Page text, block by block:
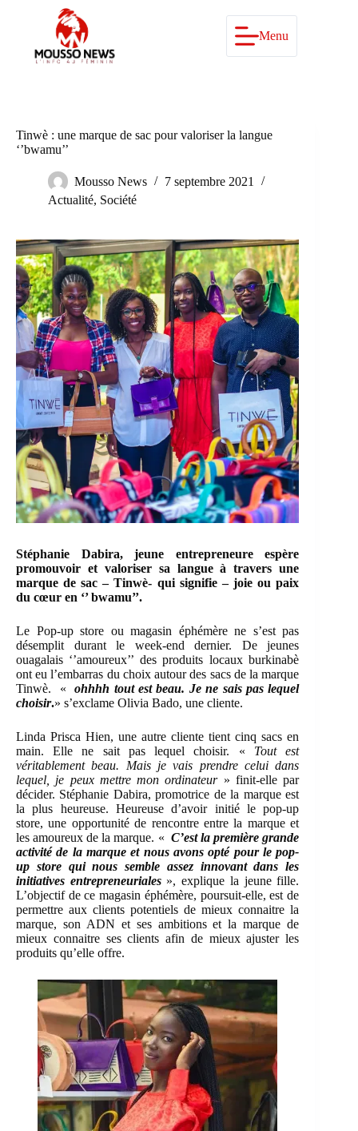
Menu
Tinwè : une marque de sac pour valoriser la langue
‘’bwamu’’
Mousso News
7 septembre 2021
Actualité, Société
Stéphanie Dabira, jeune entrepreneure espère
promouvoir et valoriser sa langue à travers une
marque de sac – Tinwè- qui signifie – joie ou paix
du cœur en ‘’ bwamu’’.
Le Pop-up store ou magasin éphémère ne s’est pas
désemplit durant le week-end dernier. De jeunes
ouagalais ‘’amoureux’’ des produits locaux burkinabè
ont eu l’embarras du choix autour des sacs de la marque
Tinwè. «ohhhh tout est beau. Je ne sais pas lequel
choisir.» s’exclame Olivia Bado, une cliente.
Linda Prisca Hien, une autre cliente tient cinq sacs en
main. Elle ne sait pas lequel choisir. « Tout est
véritablement beau. Mais je vais prendre celui dans
lequel, je peux mettre mon ordinateur» finit-elle par
décider. Stéphanie Dabira, promotrice de la marque est
la plus heureuse. Heureuse d’avoir initié le pop-up
store, une opportunité de rencontre entre la marque et
les amoureux de la marque. « C’est la première grande
activité de la marque et nous avons opté pour le pop-
up store qui nous semble assez innovant dans les
initiatives entrepreneuriales », explique la jeune fille.
L’objectif de ce magasin éphémère, poursuit-elle, est de
permettre aux clients potentiels de mieux connaitre la
marque, son ADN et ses ambitions et la marque de
mieux connaitre ses clients afin de mieux ajuster les
produits qu’elle offre.